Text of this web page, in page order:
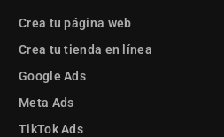
Crea tu página web
Crea tu tienda en línea
Google Ads
Meta Ads
TikTok Ads